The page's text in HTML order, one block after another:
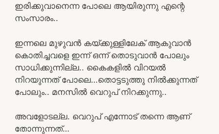
ഇരിക്കുവാനെന്ന പോലെ ആയിരുന്നു എന്റെ
സംസാരം..
ഇന്നലെ മുഴുവൻ കയ്ക്കുള്ളിലേക് ആകുവാൻ
കൊതിച്ചവളെ ഇന്ന് ഒന്ന് തൊടുവാൻ പോലും
സാധിക്കുന്നില്ല.. കൈകളിൽ വിറയൽ
നിറയുന്നത് പോലെ…തൊട്ടടുത്തു നിൽക്കുന്നത്
പോലും.. മനസിൽ വെറുപ് നിറക്കുന്നു..
അവളോടല്ല. വെറുപ് എന്നോട് തന്നെ ആണ്
തോന്നുന്നത്…